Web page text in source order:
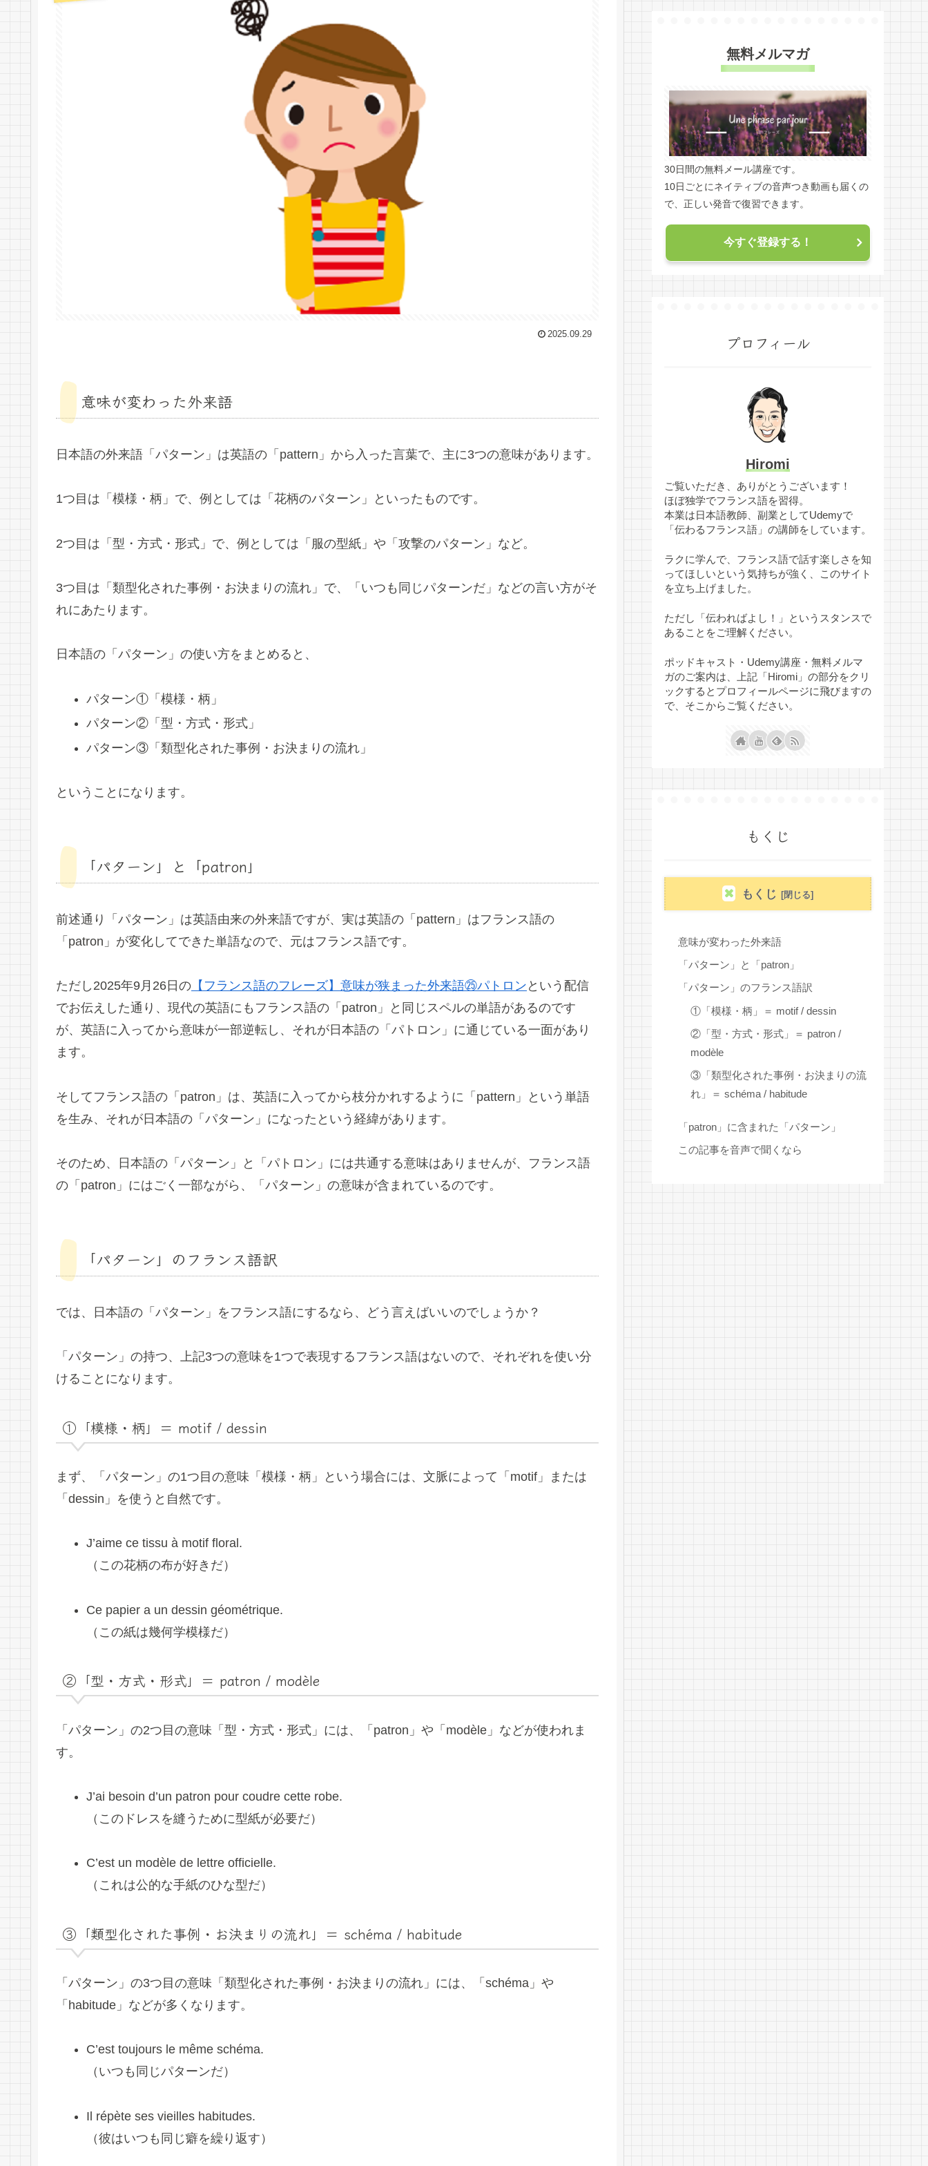
2025.09.29
意味が変わった外来語
日本語の外来語「パターン」は英語の「pattern」から入った言葉で、主に3つの意味があります。
1つ目は「模様・柄」で、例としては「花柄のパターン」といったものです。
2つ目は「型・方式・形式」で、例としては「服の型紙」や「攻撃のパターン」など。
3つ目は「類型化された事例・お決まりの流れ」で、「いつも同じパターンだ」などの言い方がそ
れにあたります。
日本語の「パターン」の使い方をまとめると、
パターン①「模様・柄」
パターン②「型・方式・形式」
パターン③「類型化された事例・お決まりの流れ」
ということになります。
「パターン」と「patron」
前述通り「パターン」は英語由来の外来語ですが、実は英語の「pattern」はフランス語の
「patron」が変化してできた単語なので、元はフランス語です。
ただし2025年9月26日の 【フランス語のフレーズ】意味が狭まった外来語㉕パトロン という配信
でお伝えした通り、現代の英語にもフランス語の「patron」と同じスペルの単語があるのです
が、英語に入ってから意味が一部逆転し、それが日本語の「パトロン」に通じている一面があり
ます。
そしてフランス語の「patron」は、英語に入ってから枝分かれするように「pattern」という単語
を生み、それが日本語の「パターン」になったという経緯があります。
そのため、日本語の「パターン」と「パトロン」には共通する意味はありませんが、フランス語
の「patron」にはごく一部ながら、「パターン」の意味が含まれているのです。
「パターン」のフランス語訳
では、日本語の「パターン」をフランス語にするなら、どう言えばいいのでしょうか？
「パターン」の持つ、上記3つの意味を1つで表現するフランス語はないので、それぞれを使い分
けることになります。
①「模様・柄」＝ motif / dessin
まず、「パターン」の1つ目の意味「模様・柄」という場合には、文脈によって「motif」または
「dessin」を使うと自然です。
J’aime ce tissu à motif floral.
（この花柄の布が好きだ）
Ce papier a un dessin géométrique.
（この紙は幾何学模様だ）
②「型・方式・形式」＝ patron / modèle
「パターン」の2つ目の意味「型・方式・形式」には、「patron」や「modèle」などが使われま
す。
J’ai besoin d’un patron pour coudre cette robe.
（このドレスを縫うために型紙が必要だ）
C’est un modèle de lettre officielle.
（これは公的な手紙のひな型だ）
③「類型化された事例・お決まりの流れ」＝ schéma / habitude
「パターン」の3つ目の意味「類型化された事例・お決まりの流れ」には、「schéma」や
「habitude」などが多くなります。
C’est toujours le même schéma.
（いつも同じパターンだ）
Il répète ses vieilles habitudes.
（彼はいつも同じ癖を繰り返す）
無料メルマガ
30日間の無料メール講座です。
10日ごとにネイティブの音声つき動画も届くの
で、正しい発音で復習できます。
今すぐ登録する！
プロフィール
Hiromi
ご覧いただき、ありがとうございます！
ほぼ独学でフランス語を習得。
本業は日本語教師、副業としてUdemyで
「伝わるフランス語」の講師をしています。
ラクに学んで、フランス語で話す楽しさを知
ってほしいという気持ちが強く、このサイト
を立ち上げました。
ただし「伝わればよし！」というスタンスで
あることをご理解ください。
ポッドキャスト・Udemy講座・無料メルマ
ガのご案内は、上記「Hiromi」の部分をクリ
ックするとプロフィールページに飛びますの
で、そこからご覧ください。
もくじ
もくじ
意味が変わった外来語
「パターン」と「patron」
「パターン」のフランス語訳
①「模様・柄」＝ motif / dessin
②「型・方式・形式」＝ patron /
modèle
③「類型化された事例・お決まりの流
れ」＝ schéma / habitude
「patron」に含まれた「パターン」
この記事を音声で聞くなら